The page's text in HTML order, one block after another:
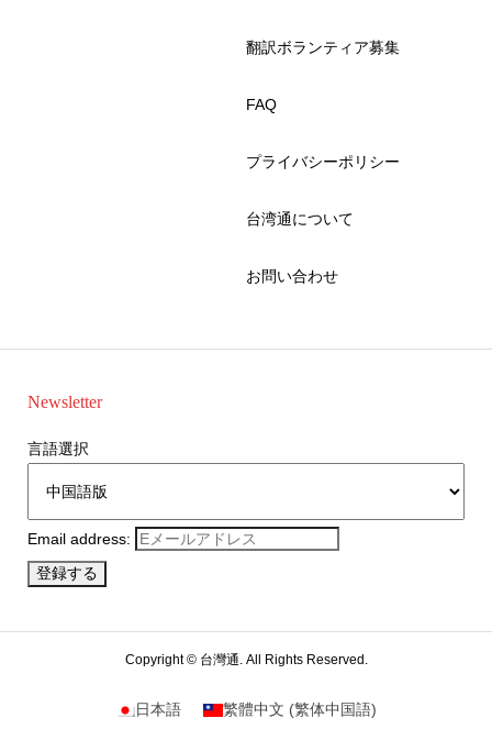
翻訳ボランティア募集
FAQ
プライバシーポリシー
台湾通について
お問い合わせ
Newsletter
言語選択
Email address:
Copyright ©台灣通. All Rights Reserved.
日本語 繁體中文 (繁体中国語)